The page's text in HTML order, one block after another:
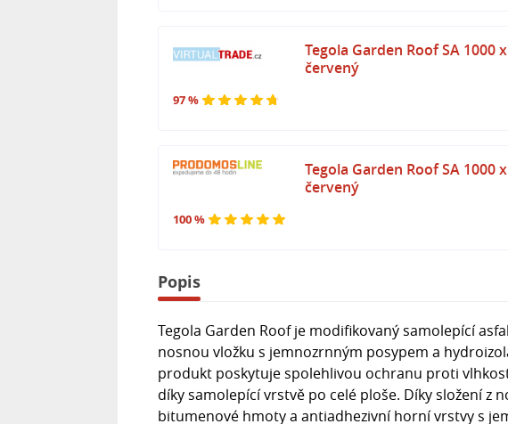
97 %
Tegola Garden Roof SA 1000
červený
100 %
Tegola Garden Roof SA 1000
červený
Popis
Tegola Garden Roof je modifikovaný samolepící
nosnou vložku s jemnozrnným posypem a
produkt poskytuje spolehlivou ochranu proti
díky samolepící vrstvě po celé ploše. Díky složení z
bitumenové hmoty a antiadhezivní horní vrstvy s